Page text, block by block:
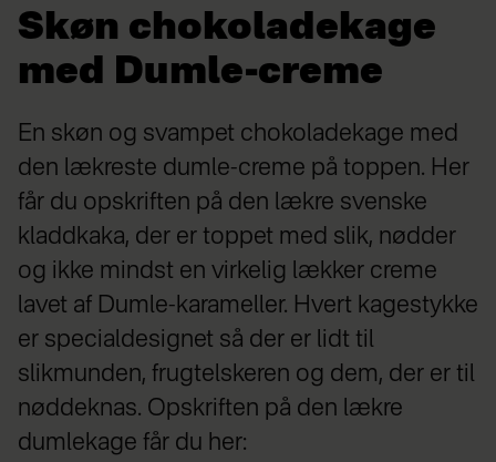
Skøn chokoladekage
med Dumle-creme
En skøn og svampet chokoladekage med
den lækreste dumle-creme på toppen. Her
får du opskriften på den lækre svenske
kladdkaka, der er toppet med slik, nødder
og ikke mindst en virkelig lækker creme
lavet af Dumle-karameller. Hvert kagestykke
er specialdesignet så der er lidt til
slikmunden, frugtelskeren og dem, der er til
nøddeknas. Opskriften på den lækre
dumlekage får du her: